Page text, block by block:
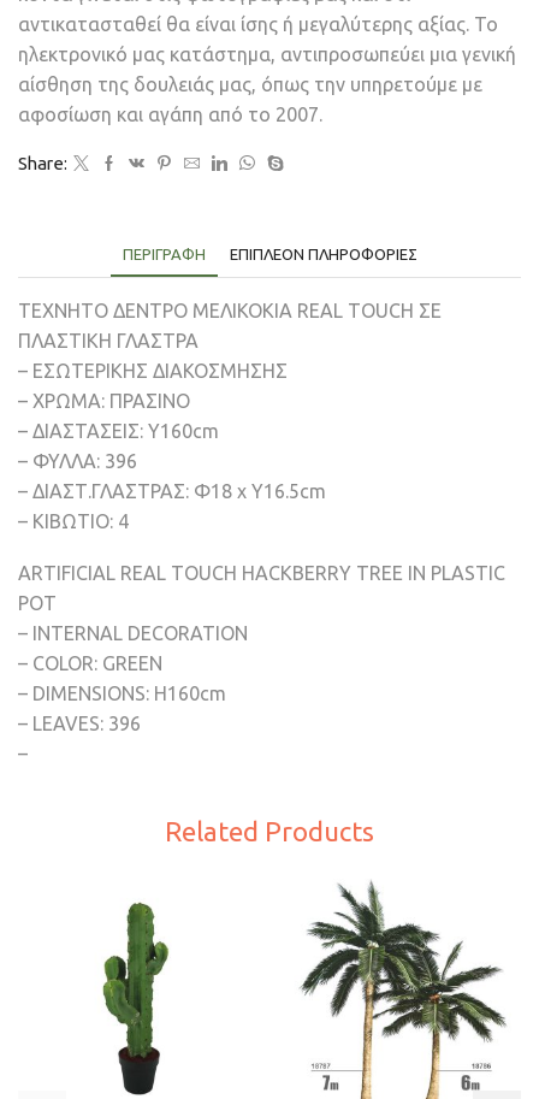
αντικατασταθεί θα είναι ίσης ή μεγαλύτερης αξίας. Το
ηλεκτρονικό μας κατάστημα, αντιπροσωπεύει μια γενική
αίσθηση της δουλειάς μας, όπως την υπηρετούμε με
αφοσίωση και αγάπη από το 2007.
Share:
ΠΕΡΙΓΡΑΦΉ ΕΠΙΠΛΈΟΝ ΠΛΗΡΟΦΟΡΊΕΣ
ΤΕΧΝΗΤΟ ΔΕΝΤΡΟ ΜΕΛΙΚΟΚΙΑ REAL TOUCH ΣΕ
ΠΛΑΣΤΙΚΗ ΓΛΑΣΤΡΑ
– ΕΣΩΤΕΡΙΚΗΣ ΔΙΑΚΟΣΜΗΣΗΣ
– ΧΡΩΜΑ: ΠΡΑΣΙΝΟ
– ΔΙΑΣΤΑΣΕΙΣ: Υ160cm
– ΦΥΛΛΑ: 396
– ΔΙΑΣΤ.ΓΛΑΣΤΡΑΣ: Φ18 x Υ16.5cm
– ΚΙΒΩΤΙΟ: 4
ARTIFICIAL REAL TOUCH HACKBERRY TREE IN PLASTIC
POT
– INTERNAL DECORATION
– COLOR: GREEN
– DIMENSIONS: H160cm
– LEAVES: 396
–
Related Products